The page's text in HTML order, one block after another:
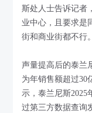
斯处人士告诉记者
业中心，且要求是
街和商业街都不行
声量提高后的泰兰
为年销售额超过30
示，泰兰尼斯2025
过第三方数据查询